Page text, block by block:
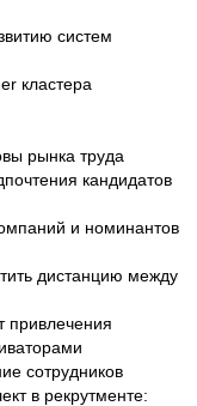
систем
кластера
рынка труда
кандидатов
и номинантов
дистанцию между
привлечения
сотрудников
в рекрутменте: